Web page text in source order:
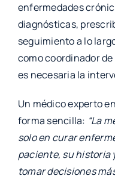
enfermedades
diagnósticas,
seguimiento a lo
como coordinador
es necesaria la
Un médico experto
forma sencilla: “La
solo en curar
paciente, su historia
tomar decisiones